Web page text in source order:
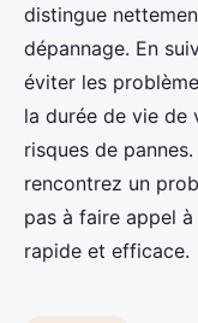
distingue
dépannage. En
éviter les
la durée de vie de
risques de
rencontrez un
pas à faire appel
rapide et efficace.